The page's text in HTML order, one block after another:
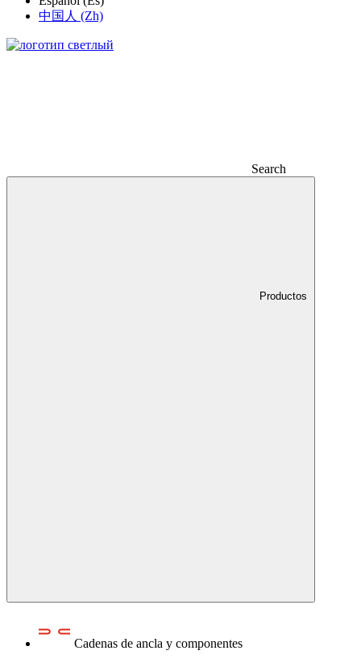
中国人 (Zh)
Search
Productos
Cadenas de ancla y componentes